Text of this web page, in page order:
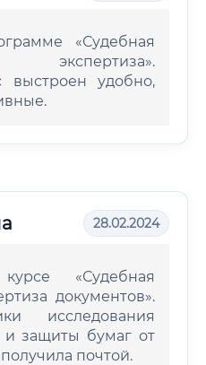
«Судебная
экспертиза».
выстроен удобно,
28.02.2024
«Судебная
документов».
исследования
и защиты бумаг от
почтой.